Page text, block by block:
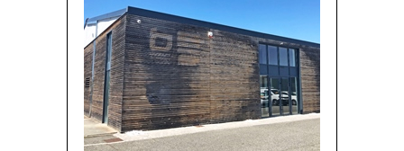
Trouver un entrepôt à la location à
Toulouse
En fonction de votre projet immobilier, nous vous
trouverons la solution idéale répondant aux besoins de
votre entreprise. Leslocaux d'activité ou entrepôts à
louer sur Toulouseprésentent des caractéristiques
bâtiment indépendant, sécurisé par alarme,